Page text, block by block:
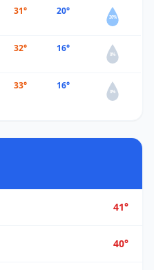
31° 20°
20%
32° 16°
0%
33° 16°
0%
41°
40°